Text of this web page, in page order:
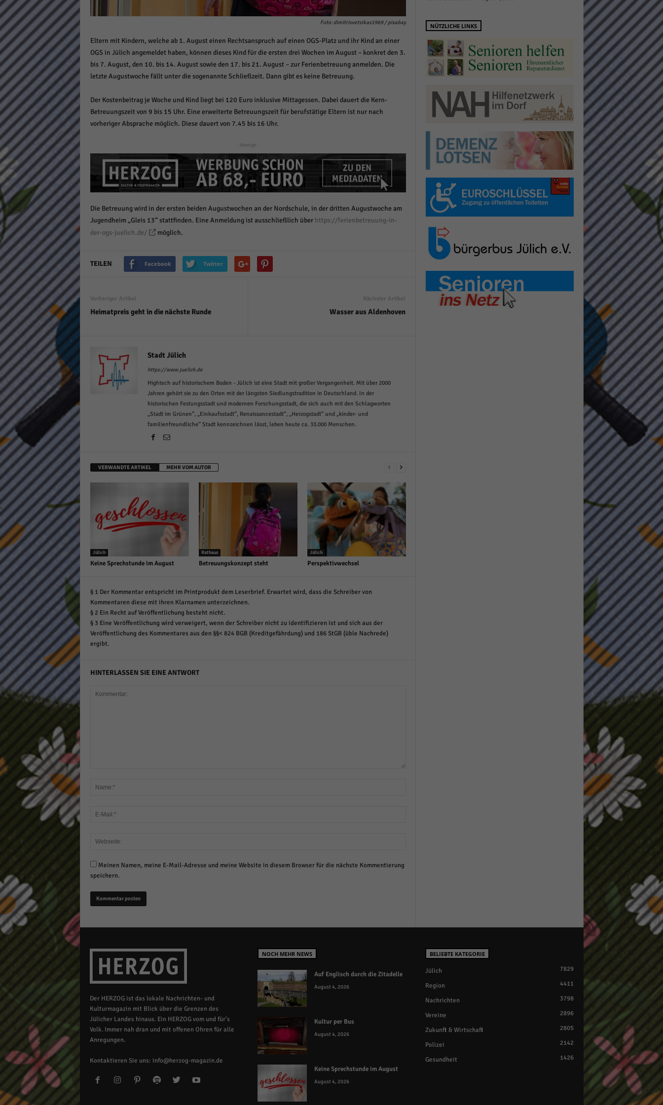
Foto: dimitrisvetsikas1969 / pixabay
Eltern mit Kindern, welche ab 1. August einen Rechtsanspruch auf einen OGS-Platz und ihr Kind an einer
OGS in Jülich angemeldet haben, können dieses Kind für die ersten drei Wochen im August – konkret den 3.
bis 7. August, den 10. bis 14. August sowie den 17. bis 21. August – zur Ferienbetreuung anmelden. Die
letzte Augustwoche fällt unter die sogenannte Schließzeit. Dann gibt es keine Betreuung.
Der Kostenbeitrag je Woche und Kind liegt bei 120 Euro inklusive Mittagessen. Dabei dauert die Kern-
Betreuungszeit von 9 bis 15 Uhr. Eine erweiterte Betreuungszeit für berufstätige Eltern ist nur nach
vorheriger Absprache möglich. Diese dauert von 7.45 bis 16 Uhr.
- Anzeige -
Die Betreuung wird in der ersten beiden Augustwochen an der Nordschule, in der dritten Augustwoche am
Jugendheim „Gleis 13“ stattfinden. Eine Anmeldung ist ausschließlich über https://ferienbetreuung-in-
der-ogs-juelich.de/
möglich.
TEILEN Facebook Twitter
Vorheriger Artikel
Heimatpreis geht in die nächste Runde
Nächster Artikel
Wasser aus Aldenhoven
Stadt Jülich
https://www.juelich.de
Hightech auf historischem Boden - Jülich ist eine Stadt mit großer Vergangenheit. Mit über 2000
Jahren gehört sie zu den Orten mit der längsten Siedlungstradition in Deutschland. In der
historischen Festungsstadt und modernen Forschungsstadt, die sich auch mit den Schlagworten
„Stadt im Grünen“, „Einkaufsstadt“, Renaissancestadt“, „Herzogstadt“ und „kinder- und
familienfreundliche“ Stadt kennzeichnen lässt, leben heute ca. 33.000 Menschen.
VERWANDTE ARTIKEL MEHR VOM AUTOR
Jülich
Keine Sprechstunde im August
Rathaus
Betreuungskonzept steht
Jülich
Perspektivwechsel
§ 1 Der Kommentar entspricht im Printprodukt dem Leserbrief. Erwartet wird, dass die Schreiber von
Kommentaren diese mit ihren Klarnamen unterzeichnen.
§ 2 Ein Recht auf Veröffentlichung besteht nicht.
§ 3 Eine Veröffentlichung wird verweigert, wenn der Schreiber nicht zu identifizieren ist und sich aus der
Veröffentlichung des Kommentares aus den §§< 824 BGB (Kreditgefährdung) und 186 StGB (üble Nachrede)
ergibt.
HINTERLASSEN SIE EINE ANTWORT
Meinen Namen, meine E-Mail-Adresse und meine Website in diesem Browser für die nächste Kommentierung
speichern.
NÜTZLICHE LINKS
Der HERZOG ist das lokale Nachrichten- und
Kulturmagazin mit Blick über die Grenzen des
Jülicher Landes hinaus. Ein HERZOG vom und für's
Volk. Immer nah dran und mit offenen Ohren für alle
Anregungen.
Kontaktieren Sie uns: info@herzog-magazin.de
NOCH MEHR NEWS
Auf Englisch durch die Zitadelle
August 4, 2026
Kultur per Bus
August 4, 2026
Keine Sprechstunde im August
August 4, 2026
BELIEBTE KATEGORIE
Jülich 7829
Region 4411
Nachrichten 3798
Vereine 2896
Zukunft & Wirtschaft 2805
Polizei 2142
Gesundheit 1426
Datenschutzeinstellungen
Essenziell (1)
Essenzielle Cookies ermöglichen grundlegende Funktionen und sind für die einwandfreie
Funktion der Website erforderlich.
Cookie-Informationen anzeigen
Statistiken (1) Statistiken
Statistik Cookies erfassen Informationen anonym. Diese Informationen helfen uns zu verstehen,
wie unsere Besucher unsere Website nutzen.
Cookie-Informationen anzeigen
Marketing-Cookies werden von Drittanbietern oder Publishern verwendet, um personalisierte
Werbung anzuzeigen. Sie tun dies, indem sie Besucher über Websites hinweg verfolgen.
Cookie-Informationen anzeigen
Externe Medien (6) Externe Medien
Inhalte von Videoplattformen und Social-Media-Plattformen werden standardmäßig blockiert.
Wenn Cookies von externen Medien akzeptiert werden, bedarf der Zugriff auf diese Inhalte
powered by Borlabs Cookie Impressum